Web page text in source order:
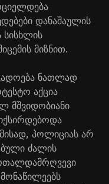
დანაშაულის
სისხლის
მიზნით.
ნათლად
აქცია
მშვიდობიანი
პოლიციას არ
ძალის